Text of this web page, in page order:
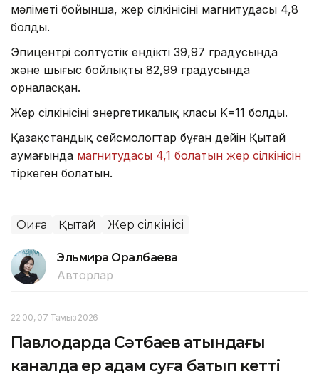
мәліметі бойынша, жер сілкінісінің магнитудасы 4,8
болды.
Эпицентрі солтүстік ендіктің 39,97 градусында
және шығыс бойлықтың 82,99 градусында
орналасқан.
Жер сілкінісінің энергетикалық класы K=11 болды.
Қазақстандық сейсмологтар бұған дейін Қытай
аумағында магнитудасы 4,1 болатын жер сілкінісін
тіркеген болатын.
Оқиға Қытай Жер сілкінісі
Эльмира Оралбаева
Авторлар
22:00, 07 Тамыз 2026
Павлодарда Сәтбаев атындағы
каналда ер адам суға батып кетті